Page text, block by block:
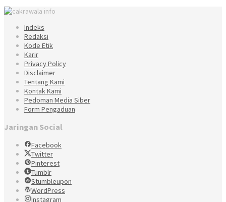
Indeks
Redaksi
Kode Etik
Karir
Privacy Policy
Disclaimer
Tentang Kami
Kontak Kami
Pedoman Media Siber
Form Pengaduan
Jaringan Social
Facebook
Twitter
Pinterest
Tumblr
Stumbleupon
WordPress
Instagram